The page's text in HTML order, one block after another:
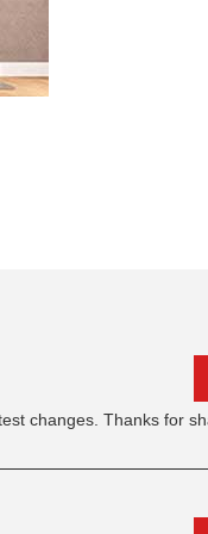
changes. Thanks for